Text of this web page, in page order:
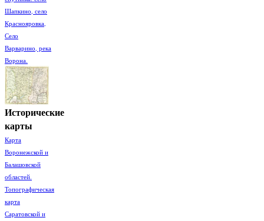
Шапкино, село
Краснояровка,
Село
Варварино, река
Ворона.
Исторические
карты
Карта
Воронежской и
Балашовской
областей.
Топографическая
карта
Саратовской и